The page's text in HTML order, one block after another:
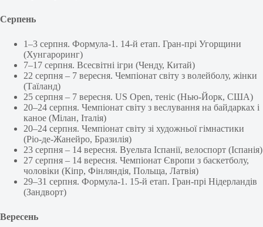
Серпень
1–3 серпня. Формула-1. 14-й етап. Гран-прі Угорщини
(Хунгароринг)
7–17 серпня. Всесвітні ігри (Ченду, Китай)
22 серпня – 7 вересня. Чемпіонат світу з волейболу, жінки
(Таїланд)
25 серпня – 7 вересня. US Open, теніс (Нью-Йорк, США)
20–24 серпня. Чемпіонат світу з веслування на байдарках і
каное (Мілан, Італія)
20–24 серпня. Чемпіонат світу зі художньої гімнастики
(Ріо-де-Жанейро, Бразилія)
23 серпня – 14 вересня. Вуельта Іспанії, велоспорт (Іспанія)
27 серпня – 14 вересня. Чемпіонат Європи з баскетболу,
чоловіки (Кіпр, Фінляндія, Польща, Латвія)
29–31 серпня. Формула-1. 15-й етап. Гран-прі Нідерландів
(Зандворт)
Вересень